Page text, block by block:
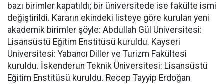
bazı birimler kapatıldı; bir üniversitede ise fakülte ismi
değiştirildi. Kararın ekindeki listeye göre kurulan yeni
akademik birimler şöyle: Abdullah Gül Üniversitesi:
Lisansüstü Eğitim Enstitüsü kuruldu. Kayseri
Üniversitesi: Yabancı Diller ve Turizm Fakültesi
kuruldu. İskenderun Teknik Üniversitesi: Lisansüstü
Eğitim Enstitüsü kuruldu. Recep Tayyip Erdoğan